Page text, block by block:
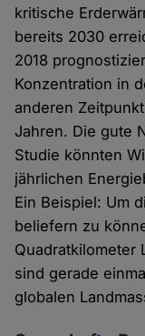
kritische
bereits 2030
2018
Konzentration in
anderen
Jahren. Die gute
Studie könnten
jährlichen
Ein Beispiel: Um
beliefern zu
Quadratkilometer
sind gerade
globalen